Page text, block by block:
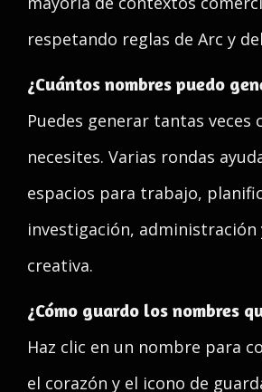
respetando reglas de Arc y
¿Cuántos nombres puedo
Puedes generar tantas veces
necesites. Varias rondas
espacios para trabajo,
investigación, administración
creativa.
¿Cómo guardo los nombres
Haz clic en un nombre para
el corazón y el icono de